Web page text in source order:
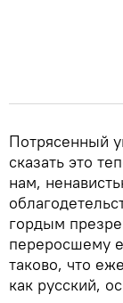
Потрясенный
сказать это
нам,
гордым
переросшему
таково, что
как русский,